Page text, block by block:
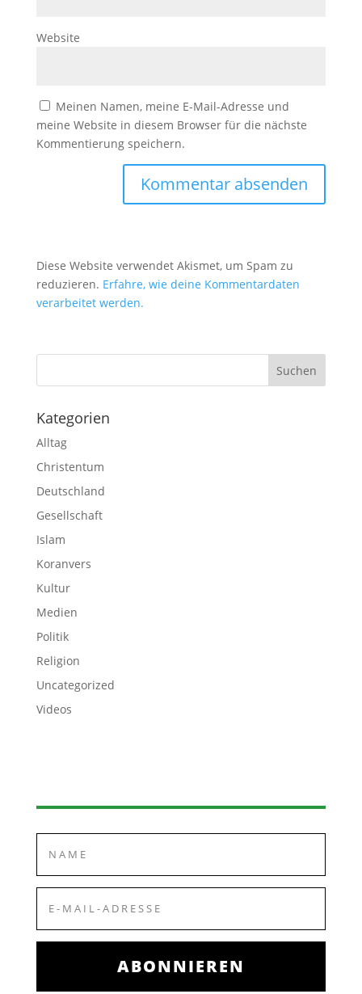
Website
Meinen Namen, meine E-Mail-Adresse und
meine Website in diesem Browser für die nächste
Kommentierung speichern.
Diese Website verwendet Akismet, um Spam zu
reduzieren. Erfahre, wie deine Kommentardaten
verarbeitet werden.
Kategorien
Alltag
Christentum
Deutschland
Gesellschaft
Islam
Koranvers
Kultur
Medien
Politik
Religion
Uncategorized
Videos
ABONNIEREN